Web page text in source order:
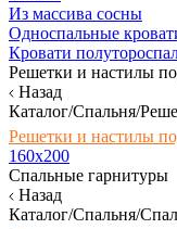
Из массива сосны
Односпальные
Кровати
Решетки и настилы
Назад
Каталог/Спальня/
Решетки и настилы
160х200
Спальные гарнитуры
Назад
Каталог/Спальня/